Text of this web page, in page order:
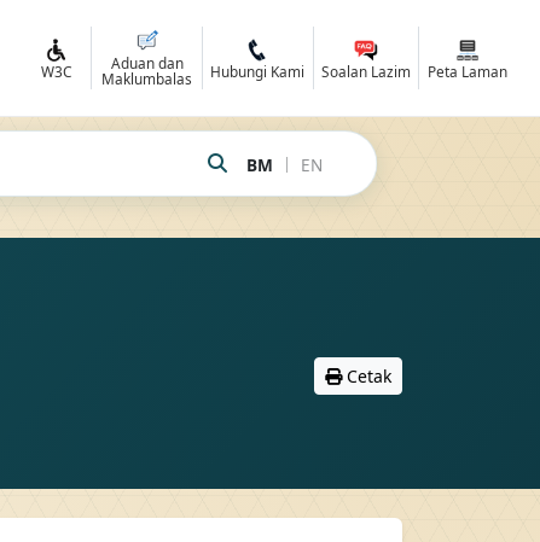
W3C
Aduan dan
Maklumbalas
Hubungi Kami Soalan Lazim Peta Laman
BM | EN
Cetak